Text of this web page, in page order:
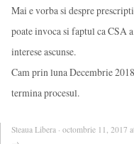
Mai e vorba si despre
poate invoca si faptul ca CSA
interese ascunse.
Cam prin luna Decembrie
termina procesul.
Steaua Libera · octombrie 11, 2017